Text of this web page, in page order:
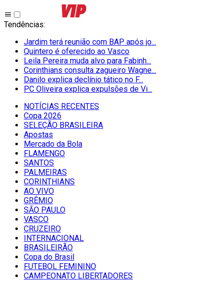
Tendências:
Jardim terá reunião com BAP após jo...
Quintero é oferecido ao Vasco
Leila Pereira muda alvo para Fabinh...
Corinthians consulta zagueiro Wagne...
Danilo explica declínio tático no F...
PC Oliveira explica expulsões de Vi...
NOTÍCIAS RECENTES
Copa 2026
SELEÇÃO BRASILEIRA
Apostas
Mercado da Bola
FLAMENGO
SANTOS
PALMEIRAS
CORINTHIANS
AO VIVO
GRÊMIO
SĀO PAULO
VASCO
CRUZEIRO
INTERNACIONAL
BRASILEIRÃO
Copa do Brasil
FUTEBOL FEMININO
CAMPEONATO LIBERTADORES